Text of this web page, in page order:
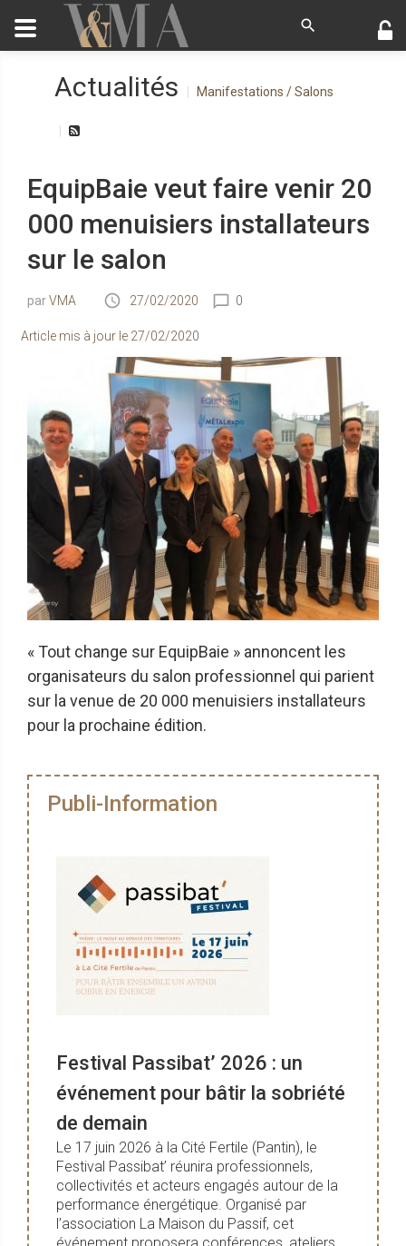
Actualités Manifestations / Salons
EquipBaie veut faire venir 20
000 menuisiers installateurs
sur le salon
VMA 27/02/2020 0
Article mis à jour le 27/02/2020
« Tout change sur EquipBaie » annoncent les
organisateurs du salon professionnel qui parient
sur la venue de 20 000 menuisiers installateurs
pour la prochaine édition.
Publi-Information
Festival Passibat’ 2026 : un
événement pour bâtir la sobriété
de demain
Le 17 juin 2026 à la Cité Fertile (Pantin), le
Festival Passibat’ réunira professionnels,
collectivités et acteurs engagés autour de la
performance énergétique. Organisé par
l’association La Maison du Passif, cet